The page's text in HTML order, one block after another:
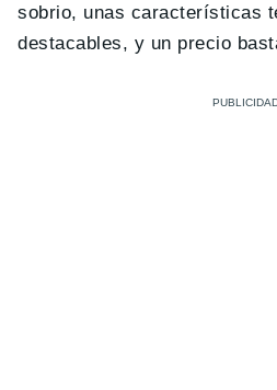
sobrio, unas características
destacables, y un precio